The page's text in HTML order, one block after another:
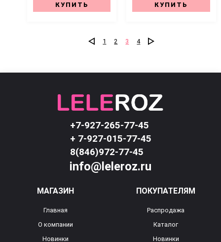
КУПИТЬ КУПИТЬ
1 2 3 4
+7-927-265-77-45
+ 7-927-015-77-45
8(846)972-77-45
info@leleroz.ru
МАГАЗИН
Главная
О компании
Новинки
ПОКУПАТЕЛЯМ
Распродажа
Каталог
Новинки